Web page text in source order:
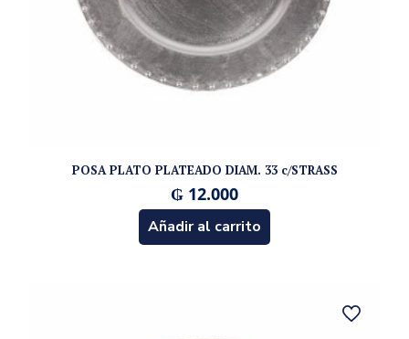
POSA PLATO PLATEADO DIAM. 33 c/STRASS
₲ 12.000
Añadir al carrito